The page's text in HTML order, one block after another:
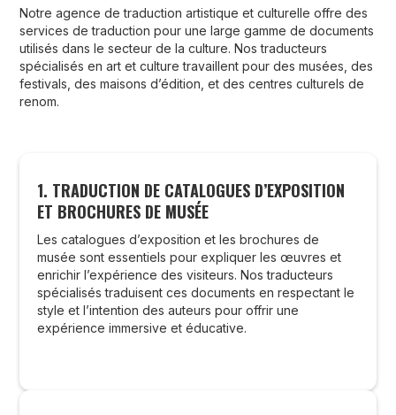
Notre agence de traduction artistique et culturelle offre des
services de traduction pour une large gamme de documents
utilisés dans le secteur de la culture. Nos traducteurs
spécialisés en art et culture travaillent pour des musées, des
festivals, des maisons d’édition, et des centres culturels de
renom.
1. TRADUCTION DE CATALOGUES D’EXPOSITION
ET BROCHURES DE MUSÉE
Les catalogues d’exposition et les brochures de
musée sont essentiels pour expliquer les œuvres et
enrichir l’expérience des visiteurs. Nos traducteurs
spécialisés traduisent ces documents en respectant le
style et l’intention des auteurs pour offrir une
expérience immersive et éducative.